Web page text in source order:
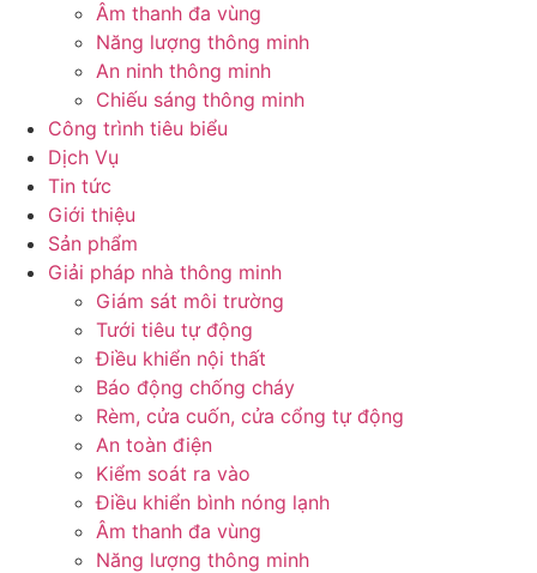
Âm thanh đa vùng
Năng lượng thông minh
An ninh thông minh
Chiếu sáng thông minh
Công trình tiêu biểu
Dịch Vụ
Tin tức
Giới thiệu
Sản phẩm
Giải pháp nhà thông minh
Giám sát môi trường
Tưới tiêu tự động
Điều khiển nội thất
Báo động chống cháy
Rèm, cửa cuốn, cửa cổng tự động
An toàn điện
Kiểm soát ra vào
Điều khiển bình nóng lạnh
Âm thanh đa vùng
Năng lượng thông minh